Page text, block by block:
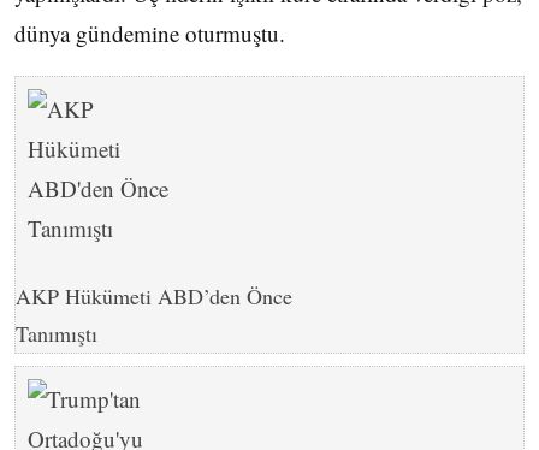
dünya gündemine oturmuştu.
AKP Hükümeti ABD’den Önce
Tanımıştı